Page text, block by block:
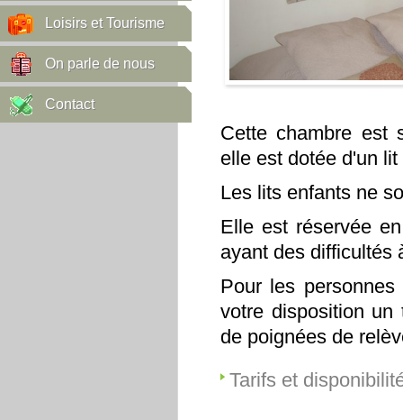
Loisirs et Tourisme
On parle de nous
Contact
Cette chambre est
elle est dotée d'un
Les lits enfants ne
Elle est réservée
ayant des difficultés
Pour les
votre disposition un
de poignées de
Tarifs et